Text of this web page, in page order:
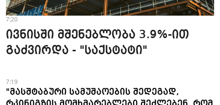
7:20
ივნისში მშენებლობა 3.9%-ით
გაძვირდა - "საქსტატი"
7:19
"მასშტაბური სამუშაოების შედეგად,